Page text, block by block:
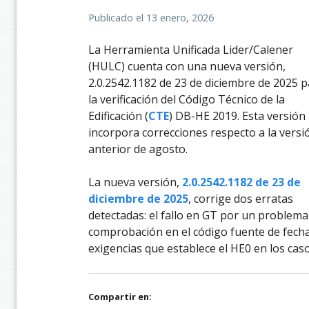
Publicado el 13 enero, 2026
La Herramienta Unificada Lider/Calener
(HULC) cuenta con una nueva versión,
2.0.2542.1182 de 23 de diciembre de 2025
la verificación del Código Técnico de la
Edificación (CTE) DB-HE 2019. Esta versión
incorpora correcciones respecto a la
anterior de agosto.
La nueva versión, 2.0.2542.1182 de 23 de
diciembre de 2025, corrige dos erratas
detectadas: el fallo en GT por un
comprobación en el código fuente de
exigencias que establece el HE0 en los
Compartir en: